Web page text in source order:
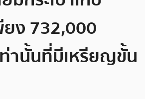
ง 732,000
านั้นที่มีเหรียญขั้น